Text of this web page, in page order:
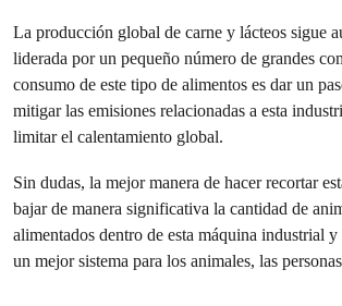
La producción global de carne y lácteos sigue
liderada por un pequeño número de grandes
consumo de este tipo de alimentos es dar un
mitigar las emisiones relacionadas a esta
limitar el calentamiento global.
Sin dudas, la mejor manera de hacer recortar
bajar de manera significativa la cantidad de
alimentados dentro de esta máquina industrial
un mejor sistema para los animales, las